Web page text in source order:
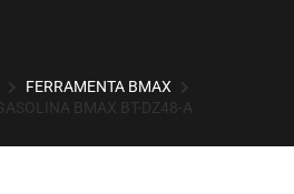
FERRAMENTA BMAX
BMAX BT-DZ48-A